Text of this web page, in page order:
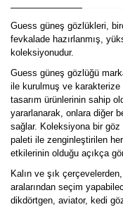
Guess güneş gözlükleri,
fevkalade hazırlanmış,
koleksiyonudur.
Guess güneş gözlüğü
ile kurulmuş ve
tasarım ürünlerinin sahip
yararlanarak, onlara diğer
sağlar. Koleksiyona bir göz
paleti ile zenginleştirilen
etkilerinin olduğu açıkça
Kalın ve şık
aralarından seçim
dikdörtgen, aviator, kedi